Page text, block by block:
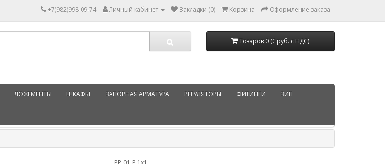
+7(982)998-09-74 Личный кабинет Закладки (0) Корзина Оформление заказа
Товаров 0 (0 руб. с НДС)
ЛОЖЕМЕНТЫ ШКАФЫ ЗАПОРНАЯ АРМАТУРА РЕГУЛЯТОРЫ ФИТИНГИ ЗИП